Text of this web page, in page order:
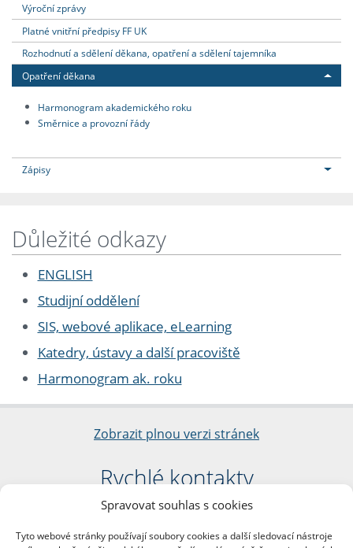
Spravovat souhlas s cookies
Tyto webové stránky používají soubory cookies a další sledovací nástroje
Výroční zprávy
Platné vnitřní předpisy FF UK
Rozhodnutí a sdělení děkana, opatření a sdělení tajemníka
Opatření děkana
Harmonogram akademického roku
Směrnice a provozní řády
Zápisy
Důležité odkazy
ENGLISH
Studijní oddělení
SIS, webové aplikace, eLearning
Katedry, ústavy a další pracoviště
Harmonogram ak. roku
Zobrazit plnou verzi stránek
Rychlé kontakty
Filozofická fakulta
nám. Jana Palacha 1/2